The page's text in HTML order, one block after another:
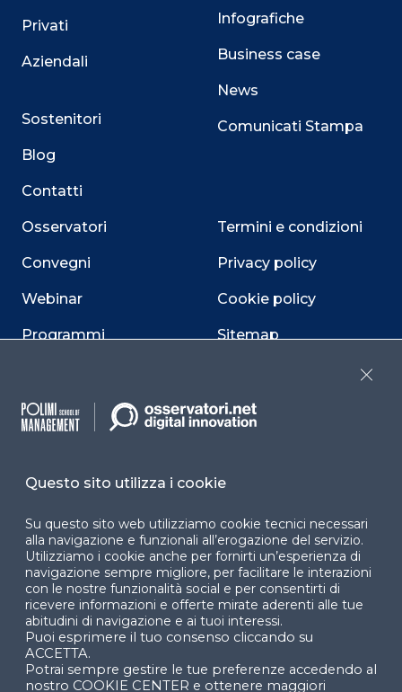
Privati
Aziendali
Sostenitori
Blog
Contatti
Osservatori
Convegni
Webinar
Programmi
Infografiche
Business case
News
Comunicati Stampa
Termini e condizioni
Privacy policy
Cookie policy
Sitemap
Facebook LinkedIn
YouTube X
Questo sito utilizza i cookie
Su questo sito web utilizziamo cookie tecnici necessari
alla navigazione e funzionali all’erogazione del servizio.
Utilizziamo i cookie anche per fornirti un’esperienza di
navigazione sempre migliore, per facilitare le interazioni
con le nostre funzionalità social e per consentirti di
ricevere informazioni e offerte mirate aderenti alle tue
abitudini di navigazione e ai tuoi interessi.
Puoi esprimere il tuo consenso cliccando su
ACCETTA.
Potrai sempre gestire le tue preferenze accedendo al
nostro COOKIE CENTER e ottenere maggiori